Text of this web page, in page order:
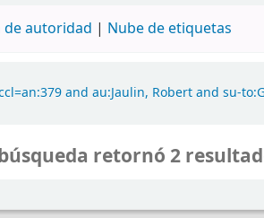
de autoridad Nube de etiquetas
and au:Jaulin, Robert and su-
retornó 2